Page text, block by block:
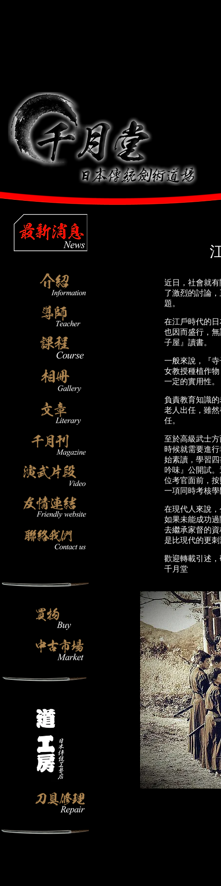
近日，社會就
了激烈的討論
題。
在江戶時代的
也因而盛行，
子屋』讀書。
一般來說，『
女教授種植作
一定的實用性。
負責教育知識
老人出任，雖
任。
至於高級武士
時候就需要進
始素讀，學習
吟味』公開試
位考官面前，
一項同時考核
在現代人來說
如果未能成功
去繼承家督的
是比現代的更
歡迎轉載引述
千月堂